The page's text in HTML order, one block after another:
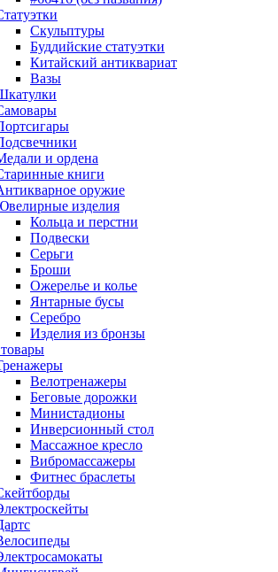
Скульптуры
Буддийские статуэтки
Китайский антиквариат
Вазы
и ордена
книги
оружие
изделия
Кольца и перстни
Подвески
Серьги
Броши
Ожерелье и колье
Янтарные бусы
Серебро
Изделия из бронзы
Велотренажеры
Беговые дорожки
Министадионы
Инверсионный стол
Массажное кресло
Вибромассажеры
Фитнес браслеты